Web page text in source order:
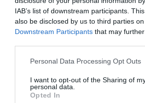
IAB’s list of downstream participants.
also be disclosed by us to third parties
Downstream Participants that may
Personal Data Processing Opt Outs
I want to opt-out of the Sharing of
personal data.
Opted In
26/09/2017
El comité ejecutivo
Colegios Oficiales de
(CACOF), con su
Juan Pablo Durán.
Andalucía: Salud y el CACOF firman
control de los antimicrobianos